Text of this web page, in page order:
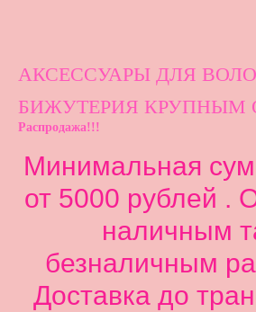
АКСЕССУАРЫ ДЛЯ
БИЖУТЕРИЯ КРУПНЫМ
Распродажа!!!
Минимальная
от 5000 рублей .
наличным
безналичным
Доставка до